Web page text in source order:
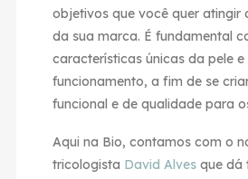
objetivos que você quer atingir
da sua marca. É fundamental
características únicas da pele e
funcionamento, a fim de se
funcional e de qualidade para
Aqui na Bio, contamos com o
tricologista David Alvesque dá